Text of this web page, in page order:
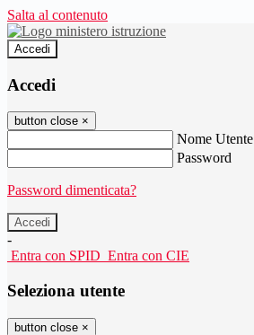
Salta al contenuto
Accedi
Accedi
button close ×
Nome Utente
Password
Password dimenticata?
-
Entra con SPID Entra con CIE
Seleziona utente
button close ×